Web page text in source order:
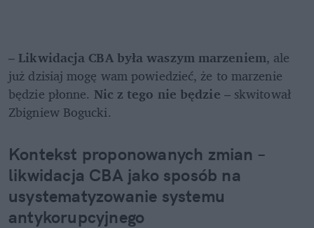
– Likwidacja CBA była waszym marzeniem, ale
już dzisiaj mogę wam powiedzieć, że to marzenie
będzie płonne. Nic z tego nie będzie – skwitował
Zbigniew Bogucki.
Kontekst proponowanych zmian –
likwidacja CBA jako sposób na
usystematyzowanie systemu
antykorupcyjnego